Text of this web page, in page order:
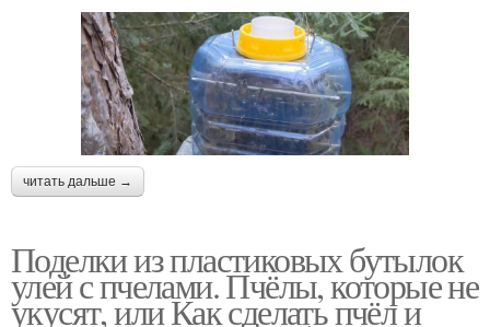
читать дальше →
Поделки из пластиковых бутылок
улей с пчелами. Пчёлы, которые не
укусят, или Как сделать пчёл и